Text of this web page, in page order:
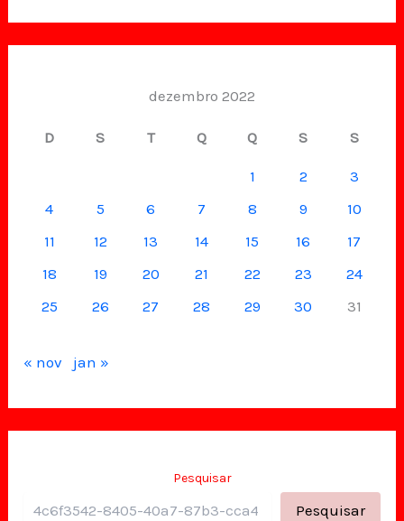
dezembro 2022
D S T Q Q S S
1 2
3
4
5 6 7 8 9
10
11
12 13 14 15 16
17
18
19 20 21 22 23
24
25
26 27 28 29 30 31
« nov jan »
Pesquisar
Pesquisar